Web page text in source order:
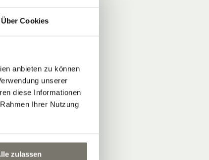
Über Cookies
anbieten zu können
unserer
diese Informationen
Ihrer Nutzung
zulassen